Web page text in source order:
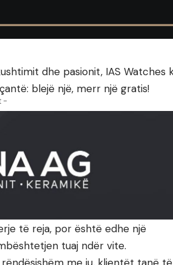
dhe pasionit, IAS Watches
blejë një, merr një gratis!
-
të reja, por është edhe një
tuaj ndër vite.
me ju, klientët tanë të